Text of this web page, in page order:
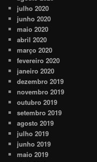
julho 2020
junho 2020
maio 2020
abril 2020
março 2020
fevereiro 2020
janeiro 2020
dezembro 2019
novembro 2019
outubro 2019
setembro 2019
agosto 2019
julho 2019
junho 2019
maio 2019